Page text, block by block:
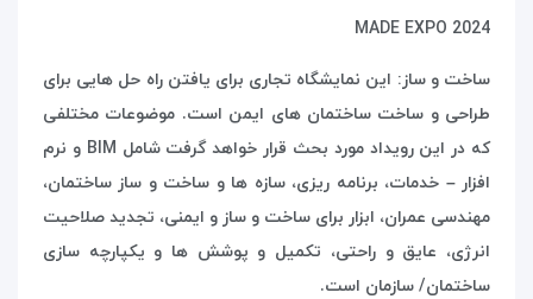
MADE EXPO 2024
ساخت و ساز: این نمایشگاه تجاری برای یافتن راه حل هایی برای
طراحی و ساخت ساختمان های ایمن است. موضوعات مختلفی
که در این رویداد مورد بحث قرار خواهد گرفت شامل BIM و نرم
افزار – خدمات، برنامه ریزی، سازه ها و ساخت و ساز ساختمان،
مهندسی عمران، ابزار برای ساخت و ساز و ایمنی، تجدید صلاحیت
انرژی، عایق و راحتی، تکمیل و پوشش ها و یکپارچه سازی
ساختمان/ سازمان است.